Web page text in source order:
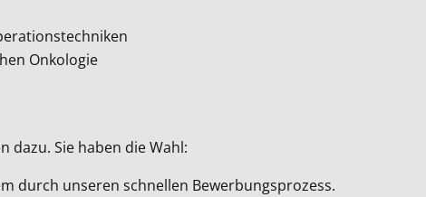
Onkologie
dazu. Sie haben die Wahl:
durch unseren schnellen Bewerbungsprozess.